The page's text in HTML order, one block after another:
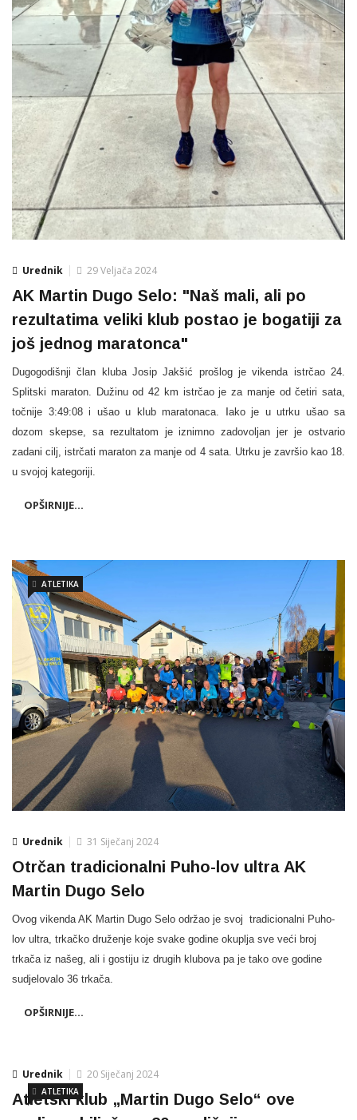
Urednik 29 Veljača 2024
AK Martin Dugo Selo: "Naš mali, ali po
rezultatima veliki klub postao je bogatiji za
još jednog maratonca"
Dugogodišnji član kluba Josip Jakšić prošlog je vikenda istrčao 24.
Splitski maraton. Dužinu od 42 km istrčao je za manje od četiri sata,
točnije 3:49:08 i ušao u klub maratonaca. Iako je u utrku ušao sa
dozom skepse, sa rezultatom je iznimno zadovoljan jer je ostvario
zadani cilj, istrčati maraton za manje od 4 sata. Utrku je završio kao 18.
u svojoj kategoriji.
OPŠIRNIJE...
Urednik
ATLETIKA
31 Siječanj 2024
Otrčan tradicionalni Puho-lov ultra AK
Martin Dugo Selo
Ovog vikenda AK Martin Dugo Selo održao je svoj tradicionalni Puho-
lov ultra, trkačko druženje koje svake godine okuplja sve veći broj
trkača iz našeg, ali i gostiju iz drugih klubova pa je tako ove godine
sudjelovalo 36 trkača.
OPŠIRNIJE...
Urednik
ATLETIKA
20 Siječanj 2024
Atletski klub „Martin Dugo Selo“ ove